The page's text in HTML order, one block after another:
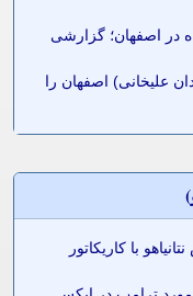
۷۰ معترض دی‌ماه در اصفهان؛ گزارشی
علیخانی) اصفهان را
با کاریکاتور